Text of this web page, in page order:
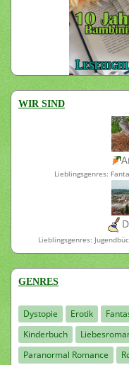
WIR SIND
Lieblingsgenres:
Lieblingsgenres:
GENRES
Dystopie Erotik
Kinderbuch
Paranormal Romance